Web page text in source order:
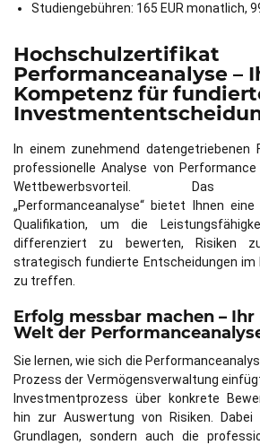
Studiengebühren: 165 EUR monatlich,
Hochschulzertifikat
Performanceanalyse –
Kompetenz für
In einem zunehmend datengetriebenen
professionelle Analyse von
Wettbewerbsvorteil. Das
„Performanceanalyse“ bietet Ihnen
Qualifikation, um die
differenziert zu bewerten, Risiken
strategisch fundierte Entscheidungen im
zu treffen.
Erfolg messbar machen –
Welt der
Sie lernen, wie sich die
Prozess der Vermögensverwaltung
Investmentprozess über konkrete
hin zur Auswertung von Risiken.
Grundlagen, sondern auch die